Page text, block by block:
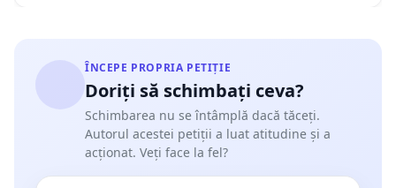
ÎNCEPE PROPRIA PETIȚIE
Doriți să schimbați ceva?
Schimbarea nu se întâmplă dacă tăceți.
Autorul acestei petiții a luat atitudine și a
acționat. Veți face la fel?